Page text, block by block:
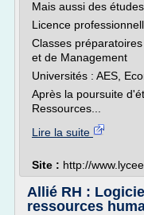
Mais aussi des
Licence
Classes
et de Management
Universités : AES,
Après la poursuite
Ressources...
Lire la suite
Site : http://
Allié RH :
ressources